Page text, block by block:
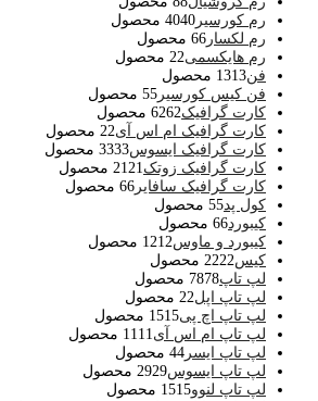
رم کورسیر
4040 محصول
رم لکسار
66 محصول
رم هایکسمی 22 محصول
فن
1313 محصول
فن کیس کورسیر
55 محصول
کارت گرافیک
6262 محصول
کارت گرافیک ام اس آی 22 محصول
کارت گرافیک ایسوس
3333 محصول
کارت گرافیک زوتک
21 21 محصول
کارت گرافیک سافایر
66 محصول
کول پد 55 محصول
کیبورد 66 محصول
کیبورد و ماوس
1212 محصول
کیس
2222 محصول
لپ تاپ
7878 محصول
لپ تاپ اپل 22 محصول
لپ تاپ اچ پی
1515 محصول
لپ تاپ ام اس آی
11 11 محصول
لپ تاپ ایسر
44 محصول
لپ تاپ ایسوس
2929 محصول
لپ تاپ لنوو
1515 محصول